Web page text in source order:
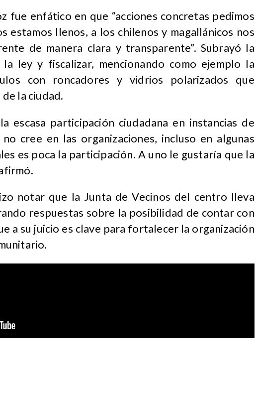
fue enfático en que “acciones concretas pedimos
estamos llenos, a los chilenos y magallánicos nos
de manera clara y transparente”. Subrayó la
la ley y fiscalizar, mencionando como ejemplo la
con roncadores y vidrios polarizados que
la ciudad.
escasa participación ciudadana en instancias de
cree en las organizaciones, incluso en algunas
es poca la participación. A uno le gustaría que la
notar que la Junta de Vecinos del centro lleva
respuestas sobre la posibilidad de contar con
a su juicio es clave para fortalecer la organización